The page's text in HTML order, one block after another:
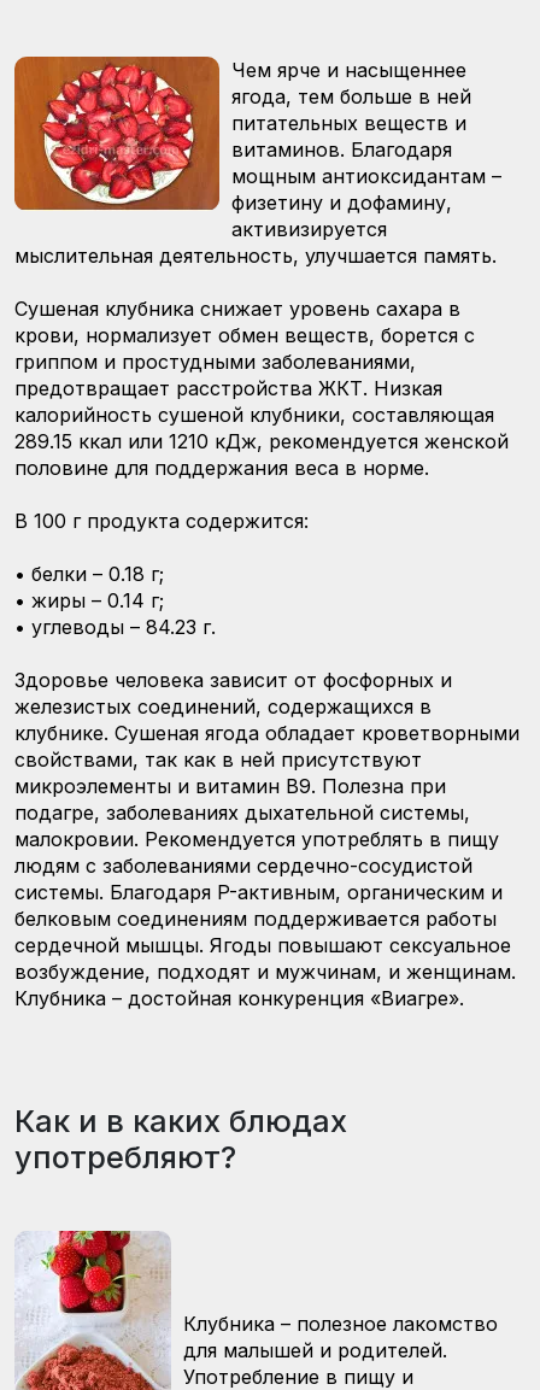
Чем ярче и насыщеннее
ягода, тем больше в ней
питательных веществ и
витаминов. Благодаря
мощным антиоксидантам –
физетину и дофамину,
активизируется
мыслительная деятельность, улучшается память.
Сушеная клубника снижает уровень сахара в
крови, нормализует обмен веществ, борется с
гриппом и простудными заболеваниями,
предотвращает расстройства ЖКТ. Низкая
калорийность сушеной клубники, составляющая
289.15 ккал или 1210 кДж, рекомендуется женской
половине для поддержания веса в норме.
В 100 г продукта содержится:
• белки – 0.18 г;
• жиры – 0.14 г;
• углеводы – 84.23 г.
Здоровье человека зависит от фосфорных и
железистых соединений, содержащихся в
клубнике. Сушеная ягода обладает кроветворными
свойствами, так как в ней присутствуют
микроэлементы и витамин B9. Полезна при
подагре, заболеваниях дыхательной системы,
малокровии. Рекомендуется употреблять в пищу
людям с заболеваниями сердечно-сосудистой
системы. Благодаря P-активным, органическим и
белковым соединениям поддерживается работы
сердечной мышцы. Ягоды повышают сексуальное
возбуждение, подходят и мужчинам, и женщинам.
Клубника – достойная конкуренция «Виагре».
Как и в каких блюдах
употребляют?
Клубника – полезное лакомство
для малышей и родителей.
Употребление в пищу и